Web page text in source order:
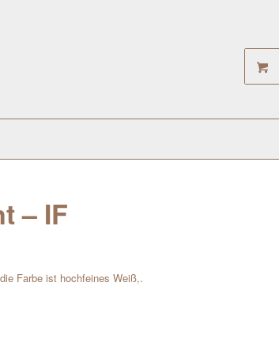
– IF
Farbe ist hochfeines Weiß,.